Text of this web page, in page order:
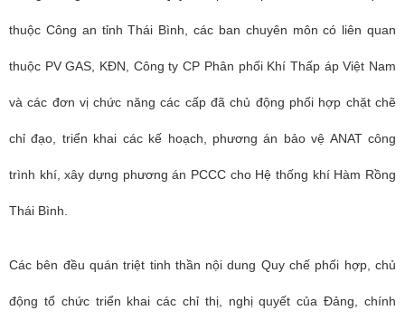
thuộc Công an tỉnh Thái Bình, các ban chuyên môn có liên quan
thuộc PV GAS, KĐN, Công ty CP Phân phối Khí Thấp áp Việt Nam
và các đơn vị chức năng các cấp đã chủ động phối hợp chặt chẽ
chỉ đạo, triển khai các kế hoạch, phương án bảo vệ ANAT công
trình khí, xây dựng phương án PCCC cho Hệ thống khí Hàm Rồng
Thái Bình.
Các bên đều quán triệt tinh thần nội dung Quy chế phối hợp, chủ
động tổ chức triển khai các chỉ thị, nghị quyết của Đảng, chính